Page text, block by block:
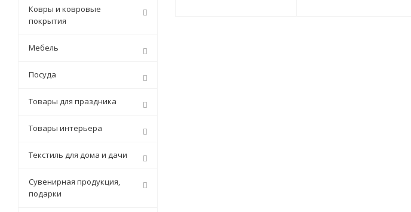
Ковры и ковровые
покрытия
Мебель
Посуда
Товары для праздника
Товары интерьера
Текстиль для дома и дачи
Сувенирная продукция,
подарки